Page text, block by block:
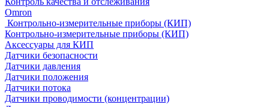
Omron
Контрольно-измерительные приборы (КИП)
Контрольно-измерительные приборы (КИП)
Аксессуары для КИП
Датчики безопасности
Датчики давления
Датчики положения
Датчики потока
Датчики проводимости (концентрации)